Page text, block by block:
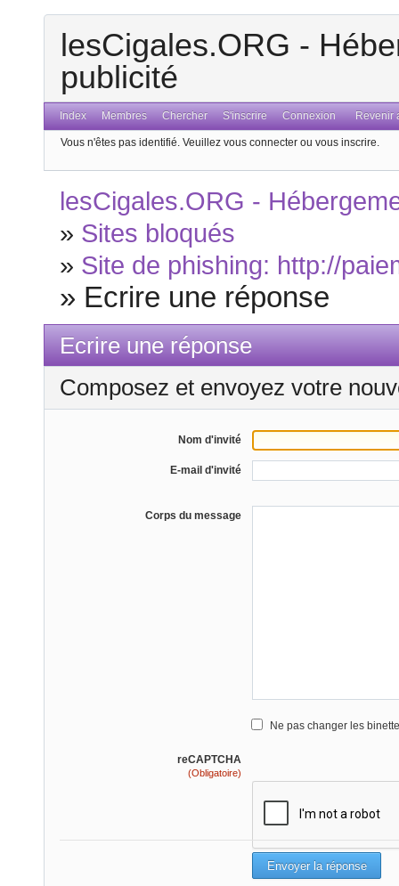
lesCigales.ORG -
publicité
Index Membres Chercher S'inscrire Connexion Revenir
Vous n'êtes pas identifié. Veuillez vous connecter ou vous inscrire.
lesCigales.ORG -
» Sites bloqués
» Site de phishing: http://
» Ecrire une réponse
Ecrire une réponse
Composez et envoyez votre
Nom d'invité
E-mail d'invité
Corps du message
Ne pas changer les
reCAPTCHA
(Obligatoire)